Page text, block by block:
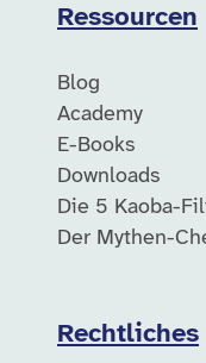
Ressourcen
Blog
Academy
E-Books
Downloads
Die 5 Kaoba-
Der Mythen-
Rechtliches